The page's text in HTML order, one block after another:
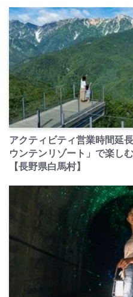
アクティビティ営業時間延
ウンテンリゾート」で楽し
【長野県白馬村】